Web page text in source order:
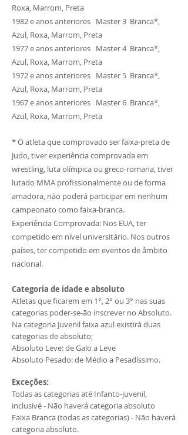
Roxa, Marrom, Preta
1982 e anos anteriores Master 3 Branca*,
Azul, Roxa, Marrom, Preta
1977 e anos anteriores Master 4 Branca*,
Azul, Roxa, Marrom, Preta
1972 e anos anteriores Master 5 Branca*,
Azul, Roxa, Marrom, Preta
1967 e anos anteriores Master 6 Branca*,
Azul, Roxa, Marrom, Preta
* O atleta que comprovado ser faixa-preta de
Judo, tiver experiência comprovada em
wrestling, luta olímpica ou greco-romana, tiver
lutado MMA profissionalmente ou de forma
amadora, não poderá participar em nenhum
campeonato como faixa-branca.
Experiência Comprovada: Nos EUA, ter
competido em nível universitário. Nos outros
países, ter competido em eventos de âmbito
nacional.
Categoria de idade e absoluto
Atletas que ficarem em 1°, 2° ou 3° nas suas
categorias poder-se-ão inscrever no Absoluto.
Na categoria Juvenil faixa azul existirá duas
categorias de absoluto;
Absoluto Leve: de Galo a Leve
Absoluto Pesado: de Médio a Pesadíssimo.
Exceções:
Todas as categorias até Infanto-juvenil,
inclusivé - Não haverá categoria absoluto
Faixa Branca (todas as categorias) - Não haverá
categoria absoluto.